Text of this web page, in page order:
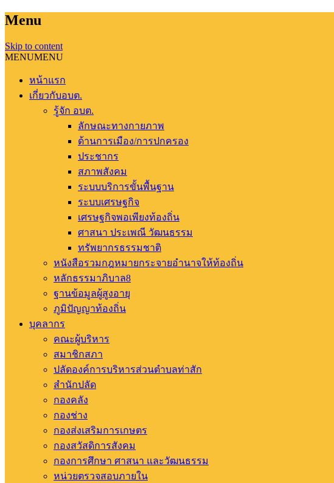
Menu
Skip to content
MENUMENU
หน้าแรก
เกี่ยวกับอบต.
รู้จัก อบต.
ลักษณะทางกายภาพ
ด้านการเมือง/การปกครอง
ประชากร
สภาพสังคม
ระบบบริการขั้นพื้นฐาน
ระบบเศรษฐกิจ
เศรษฐกิจพอเพียงท้องถิ่น
ศาสนา ประเพณี วัฒนธรรม
ทรัพยากรธรรมชาติ
หนังสือรวมกฎหมายกระจายอำนาจให้ท้องถิ่น
หลักธรรมาภิบาล8
ฐานข้อมูลผู้สูงอายุ
ภูมิปัญญาท้องถิ่น
บุคลากร
คณะผู้บริหาร
สมาชิกสภา
ปลัดองค์การบริหารส่วนตำบลท่าสัก
สำนักปลัด
กองคลัง
กองช่าง
กองส่งเสริมการเกษตร
กองสวัสดิการสังคม
กองการศึกษา ศาสนา และวัฒนธรรม
หน่วยตรวจสอบภายใน